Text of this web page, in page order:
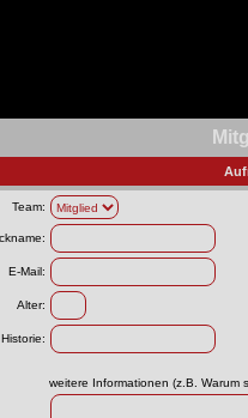
Team:
E-Mail:
Alter:
weitere Informationen (z.B. Warum